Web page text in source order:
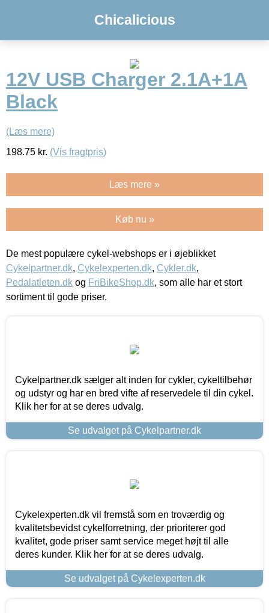
Chicalicious
12V USB Charger 2.1A+1A
Black
(Læs mere)
198.75 kr. (Vis fragtpris)
Læs mere »
Køb nu »
De mest populære cykel-webshops er i øjeblikket
Cykelpartner.dk, Cykelexperten.dk, Cykler.dk,
Pedalatleten.dk og FriBikeShop.dk, som alle har et stort
sortiment til gode priser.
Cykelpartner.dk sælger alt inden for cykler, cykeltilbehør
og udstyr og har en bred vifte af reservedele til din cykel.
Klik her for at se deres udvalg.
Se udvalget på Cykelpartner.dk
Cykelexperten.dk vil fremstå som en troværdig og
kvalitetsbevidst cykelforretning, der prioriterer god
kvalitet, gode priser samt service meget højt til alle
deres kunder. Klik her for at se deres udvalg.
Se udvalget på Cykelexperten.dk